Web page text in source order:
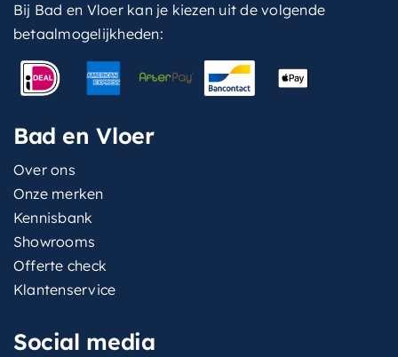
Bij Bad en Vloer kan je kiezen uit de volgende
betaalmogelijkheden:
Bad en Vloer
Over ons
Onze merken
Kennisbank
Showrooms
Offerte check
Klantenservice
Social media